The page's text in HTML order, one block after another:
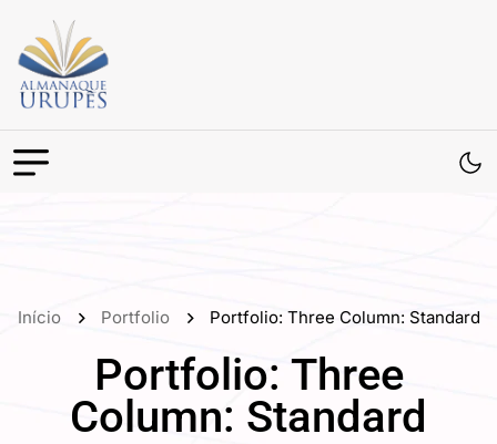
Início Portfolio Portfolio: Three Column: Standard
Portfolio: Three
Column: Standard